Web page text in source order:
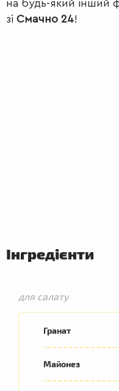
на будь-який інший
зі Смачно 24!
Інгредієнти
для салату
Гранат
Майонез